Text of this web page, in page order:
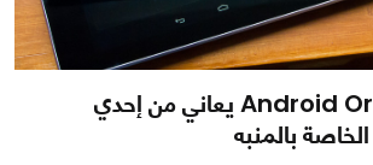
نظام تشغيل Android Oreo يعاني من إحدي
بالمنبه